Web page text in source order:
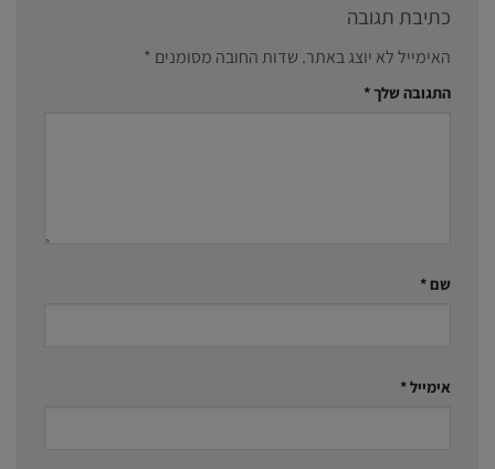
כתיבת תגובה
האימייל לא יוצג באתר. שדות החובה מסומנים *
התגובה שלך*
שם*
אימייל*